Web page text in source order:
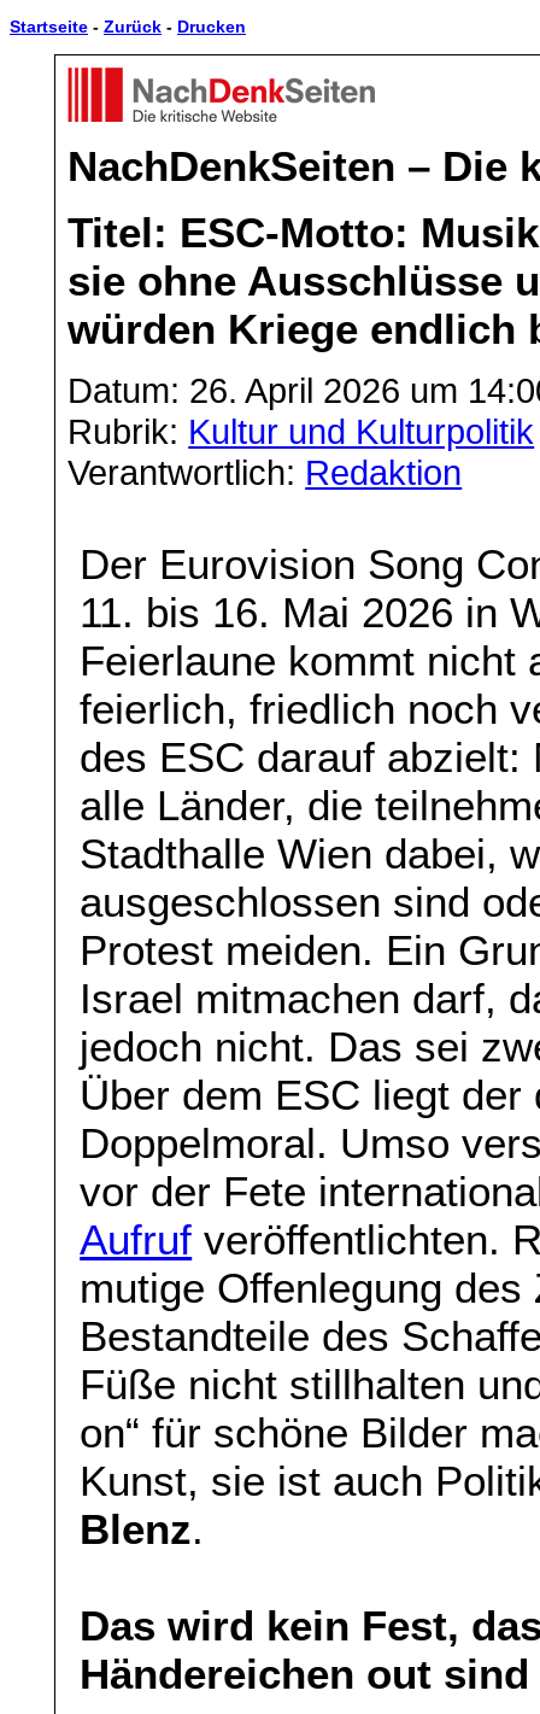
Startseite - Zurück - Drucken
NachDenkSeiten – Die
Titel: ESC-Motto:
sie ohne Ausschlüsse
würden Kriege endlich
Datum: 26. April 2026 um
Rubrik: Kultur und Kulturpolitik
Verantwortlich: Redaktion
Der Eurovision Song
11. bis 16. Mai 2026 in
Feierlaune kommt nicht
feierlich, friedlich noch
des ESC darauf
alle Länder, die
Stadthalle Wien dabei,
ausgeschlossen sind
Protest meiden. Ein
Israel mitmachen darf,
jedoch nicht. Das sei
Über dem ESC liegt
Doppelmoral. Umso
vor der Fete
Aufruf veröffentlichten.
mutige Offenlegung
Bestandteile des
Füße nicht stillhalten
on“ für schöne Bilder
Kunst, sie ist auch
Blenz.
Das wird kein Fest,
Händereichen out sind